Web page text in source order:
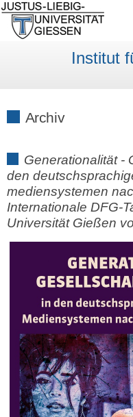
Institut
Archiv
Generationalität -
den
mediensystemen
Internationale DFG-
Universität Gießen